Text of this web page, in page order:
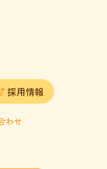
採用情報
わせ